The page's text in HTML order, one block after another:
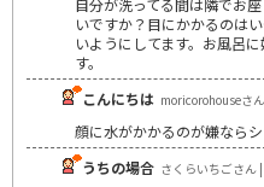
いですか？目にかかるのは
いようにしてます。お風呂
す。
こんにちは moricorohouseさ
顔に水がかかるのが嫌なら
うちの場合 さくらいちごさ